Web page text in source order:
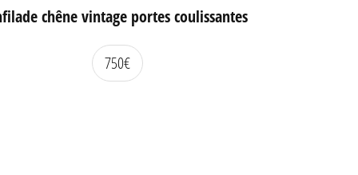
chêne vintage portes coulissantes
750€